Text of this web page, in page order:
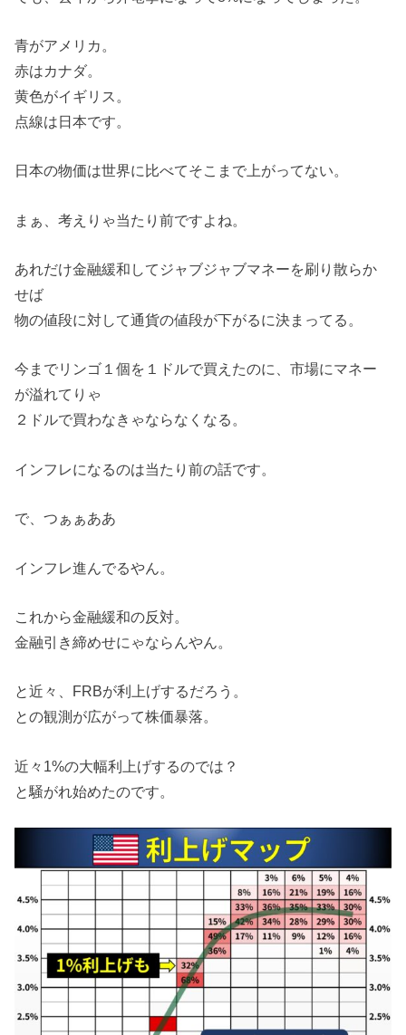
青がアメリカ。
赤はカナダ。
黄色がイギリス。
点線は日本です。
日本の物価は世界に比べてそこまで上がってない。
まぁ、考えりゃ当たり前ですよね。
あれだけ金融緩和してジャブジャブマネーを刷り散らか
せば
物の値段に対して通貨の値段が下がるに決まってる。
今までリンゴ１個を１ドルで買えたのに、市場にマネー
が溢れてりゃ
２ドルで買わなきゃならなくなる。
インフレになるのは当たり前の話です。
で、つぁぁああ
インフレ進んでるやん。
これから金融緩和の反対。
金融引き締めせにゃならんやん。
と近々、FRBが利上げするだろう。
との観測が広がって株価暴落。
近々1%の大幅利上げするのでは？
と騒がれ始めたのです。